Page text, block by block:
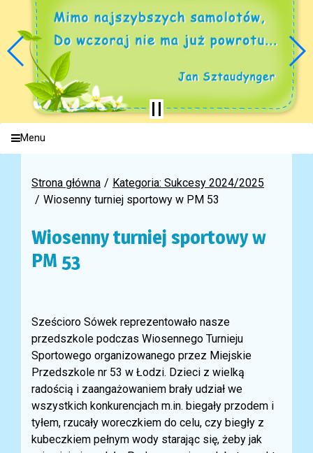
Menu
Strona główna
Kategoria: Sukcesy 2024/2025
Wiosenny turniej sportowy w PM 53
Wiosenny turniej sportowy w
PM 53
Sześcioro Sówek reprezentowało nasze
przedszkole podczas Wiosennego Turnieju
Sportowego organizowanego przez Miejskie
Przedszkole nr 53 w Łodzi. Dzieci z wielką
radością i zaangażowaniem brały udział we
wszystkich konkurencjach m.in. biegały przodem i
tyłem, rzucały woreczkiem do celu, czy biegły z
kubeczkiem pełnym wody starając się, żeby jak